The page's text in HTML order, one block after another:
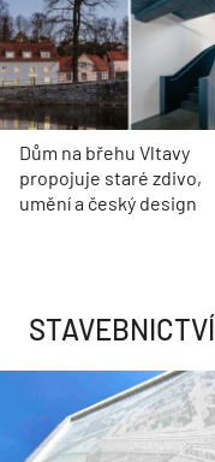
Dům na břehu Vltavy
propojuje staré zdivo,
umění a český design
STAVEBNICTVÍ